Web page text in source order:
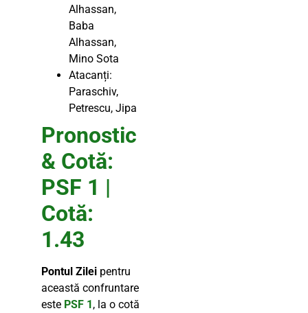
Alhassan,
Baba
Alhassan,
Mino Sota
Atacanți:
Paraschiv,
Petrescu, Jipa
Pronostic
& Cotă:
PSF 1 |
Cotă:
1.43
Pontul Zilei pentru
această confruntare
este PSF 1, la o cotă